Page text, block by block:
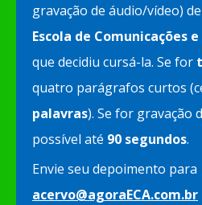
gravação de áudio/vídeo)
Escola de Comunicações
que decidiu cursá-la. Se for
quatro parágrafos curtos
palavras). Se for gravação
possível até 90 segundos.
Envie seu depoimento para
acervo@agoraECA.com.br